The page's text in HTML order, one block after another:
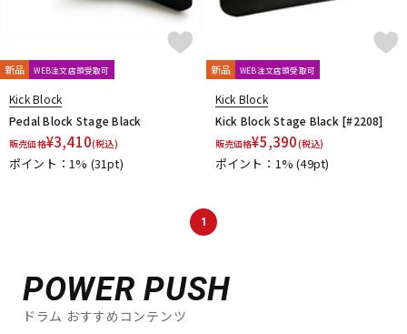
アンプ エフェクター
配信/ライブ機器
新品 WEB注文店頭受取可
Kick Block
Pedal Block Stage Black
販売価格¥3,410(税込)
ポイント：1% (31pt)
新品 WEB注文店頭受取可
Kick Block
Kick Block Stage Black [#2208]
販売価格¥5,390(税込)
ポイント：1%(49pt)
1
POWER PUSH
ドラム おすすめコンテンツ